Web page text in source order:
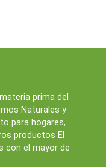
prima del
Naturales y
para hogares,
productos El
con el mayor de